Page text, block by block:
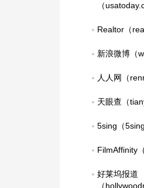
（
Realtor（
新浪微博（
人人网（
天眼查（
5sing（
FilmAffinity
好莱坞报道
（